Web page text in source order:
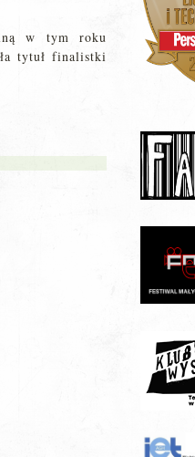
w tym roku
tytuł finalistki